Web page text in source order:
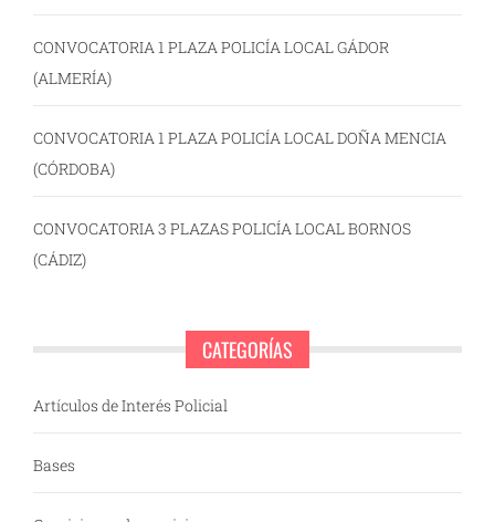
CONVOCATORIA 1 PLAZA POLICÍA LOCAL GÁDOR
(ALMERÍA)
CONVOCATORIA 1 PLAZA POLICÍA LOCAL DOÑA MENCIA
(CÓRDOBA)
CONVOCATORIA 3 PLAZAS POLICÍA LOCAL BORNOS
(CÁDIZ)
CATEGORÍAS
Artículos de Interés Policial
Bases